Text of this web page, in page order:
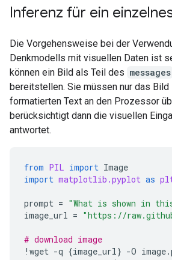
6.  **Review Constraints (Self-
*   Start with the most
*   Explain the
*   Offer context for
=== Answer ===
The term "water formula"
Here are the most common
### 1. Chemical Formula (The
The fundamental chemical
$$\text{H}_2\text{O}$$
*   **H** represents the
Inferenz für ein
Die Vorgehensweise bei der
Denkmodells mit visuellen Daten ist
können ein Bild als Teil des messages
bereitstellen. Sie müssen nur das
formatierten Text an den Prozessor
berücksichtigt dann die visuellen
antwortet.
from PIL import Image
import matplotlib.pyplot as
prompt = "What is shown in
image_url = "https://
# download image
! wget -q {image_url} -O image.